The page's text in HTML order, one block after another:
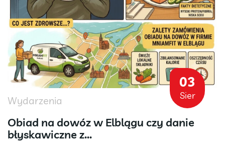
03
Sier
Wydarzenia
Obiad na dowóz w Elblągu czy danie
błyskawiczne z...